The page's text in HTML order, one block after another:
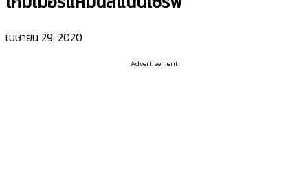
เมษายน 29, 2020
Advertisement